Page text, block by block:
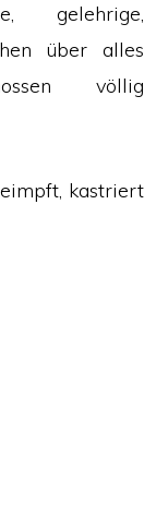
gelehrige,
über alles
völlig
kastriert